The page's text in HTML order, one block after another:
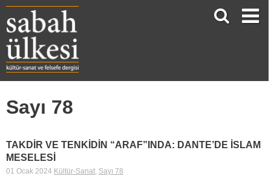
Sayı 78
TAKDİR VE TENKİDİN “ARAF”INDA: DANTE’DE İSLAM
MESELESİ
01 Ocak 2024 Kültür-Sanat, Sayı 78